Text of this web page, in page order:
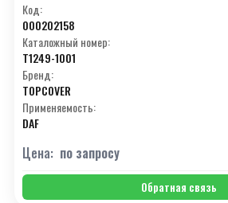
Код:
000202158
Каталожный номер:
T1249-1001
Бренд:
TOPCOVER
Применяемость:
DAF
Цена: по запросу
Обратная связь